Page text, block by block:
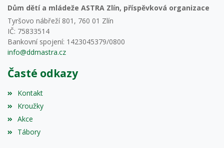
Dům dětí a mládeže ASTRA Zlín, příspěvková organizace
Tyršovo nábřeží 801, 760 01 Zlín
IČ: 75833514
Bankovní spojení: 1423045379/0800
info@ddmastra.cz
Časté odkazy
Kontakt
Kroužky
Akce
Tábory